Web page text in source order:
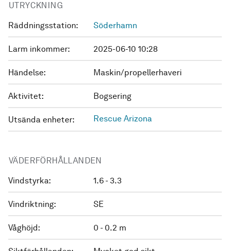
UTRYCKNING
Räddningsstation: Söderhamn
Larm inkommer: 2025-06-10 10:28
Händelse: Maskin/propellerhaveri
Aktivitet: Bogsering
Utsända enheter: Rescue Arizona
VÄDERFÖRHÅLLANDEN
Vindstyrka: 1.6 - 3.3
Vindriktning: SE
Våghöjd: 0 - 0.2 m